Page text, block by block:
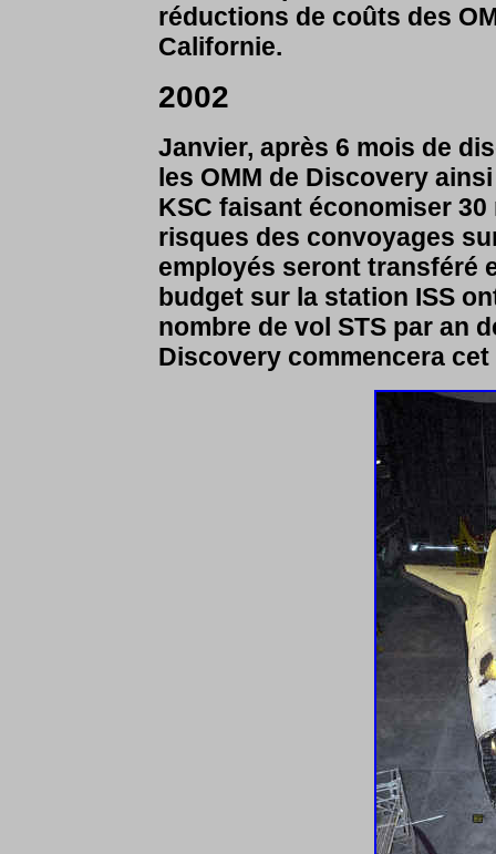
réductions de coûts des
Californie.
2002
Janvier, après 6 mois de
les OMM de Discovery
KSC faisant économiser
risques des convoyages
employés seront transféré
budget sur la station ISS
nombre de vol STS par an
Discovery commencera